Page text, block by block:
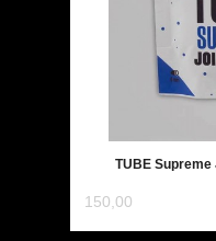
TUBE
150,00